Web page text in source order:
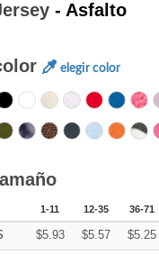
- Asfalto
elegir color
1-11 12-35 36-71
$5.93 $5.57 $5.25